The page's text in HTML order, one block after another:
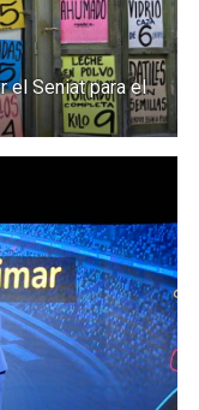
el Seniat para el